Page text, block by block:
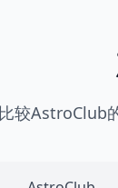
比较AstroClub